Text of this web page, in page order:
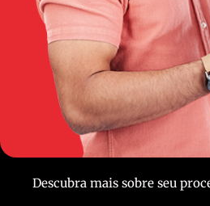
Descubra mais sobre seu